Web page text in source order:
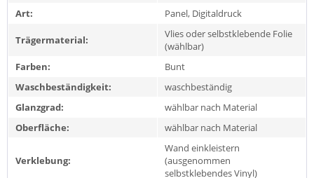
Art:
Panel, Digitaldruck
Trägermaterial:
Vlies oder selbstklebende Folie
(wählbar)
Farben:
Bunt
Waschbeständigkeit:
waschbeständig
Glanzgrad:
wählbar nach Material
Oberfläche:
wählbar nach Material
Verklebung:
Wand einkleistern
(ausgenommen
selbstklebendes Vinyl)